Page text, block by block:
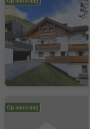
Op aanvraag